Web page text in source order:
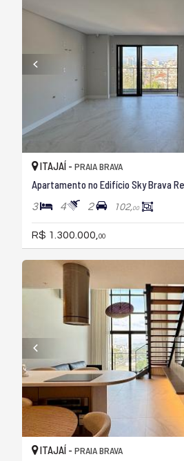
ITAJAÍ - PRAIA BRAVA
Apartamento no Edifício Sky Brava
3 4 2 102,00
R$ 1.300.000, 00
ITAJAÍ - PRAIA BRAVA